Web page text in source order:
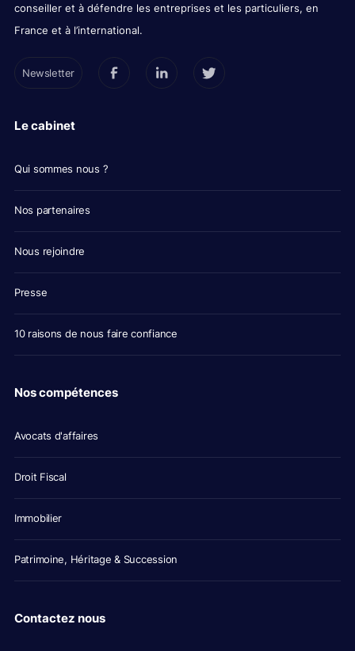
conseiller et à défendre les entreprises et les particuliers, en
France et à l’international.
Newsletter
Le cabinet
Qui sommes nous ?
Nos partenaires
Nous rejoindre
Presse
10 raisons de nous faire confiance
Nos compétences
Avocats d'affaires
Droit Fiscal
Immobilier
Patrimoine, Héritage & Succession
Contactez nous